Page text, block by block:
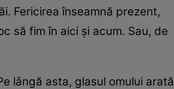
Fericirea înseamnă prezent,
să fim în aici și acum. Sau, de
lângă asta, glasul omului arată